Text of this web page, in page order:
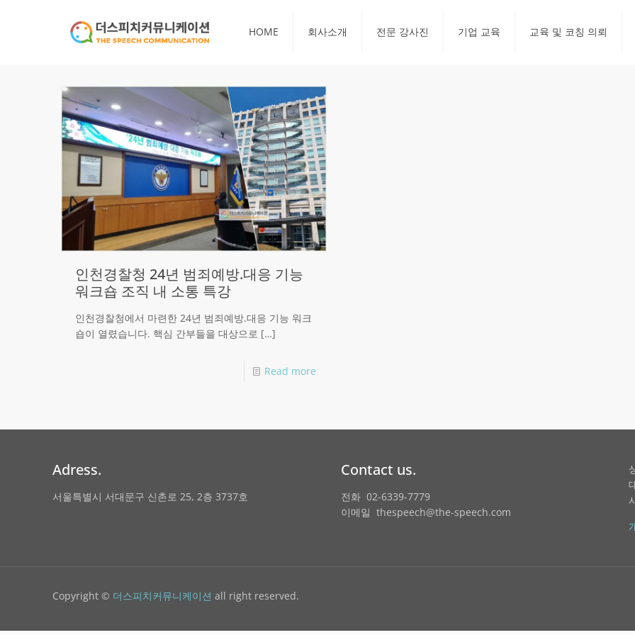
HOME 회사소개 전문 강사진 기업 교육 교육 및 코칭 의뢰
인천경찰청 24년 범죄예방.대응 기능
워크숍 조직 내 소통 특강
인천경찰청에서 마련한 24년 범죄예방.대응 기능 워크
숍이 열렸습니다.​ 핵심 간부들을 대상으로 […]
Read more
Adress.
서울특별시 서대문구 신촌로 25, 2층 3737호
Contact us.
전화 02-6339-7779
이메일 thespeech@the-speech.com
Copyright © 더스피치커뮤니케이션 all right reserved.